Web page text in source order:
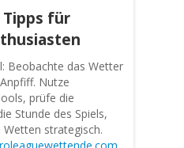
für
Beobachte das Wetter
Nutze
prüfe die
Stunde des Spiels,
strategisch.